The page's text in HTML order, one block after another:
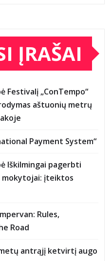
ĮRAŠAI
Festivalį „ConTempo“
aštuonių metrų
Payment System“
Iškilmingai pagerbti
mokytojai: įteiktos
Rules,
Road
antrąjį ketvirtį augo